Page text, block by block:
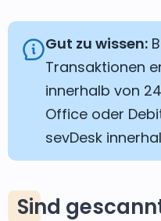
Gut zu wissen:
Transaktionen
innerhalb von
Office oder
sevDesk
Sind